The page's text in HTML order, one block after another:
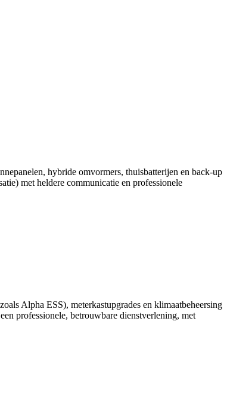
hybride omvormers, thuisbatterijen en back-up
met heldere communicatie en professionele
Alpha ESS), meterkastupgrades en klimaatbeheersing
professionele, betrouwbare dienstverlening, met